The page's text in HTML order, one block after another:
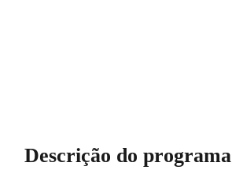
Descrição do programa